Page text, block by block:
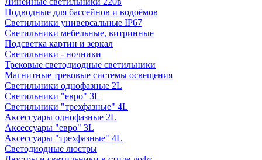
Подводные для бассейнов и водоёмов
Светильники универсальные IP67
Светильники мебельные, витринные
Подсветка картин и зеркал
Светильники - ночники
Трековые светодиодные светильники
Магнитные трековые системы освещения
Светильники однофазные 2L
Светильники "евро" 3L
Светильники "трехфазные" 4L
Аксессуары однофазные 2L
Аксессуары "евро" 3L
Аксессуары "трехфазные" 4L
Светодиодные люстры